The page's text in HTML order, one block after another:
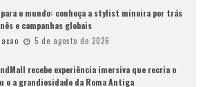
para o mundo: conheça a stylist mineira por trás
e campanhas globais
5 de agosto de 2026
recebe experiência imersiva que recria o
e a grandiosidade da Roma Antiga